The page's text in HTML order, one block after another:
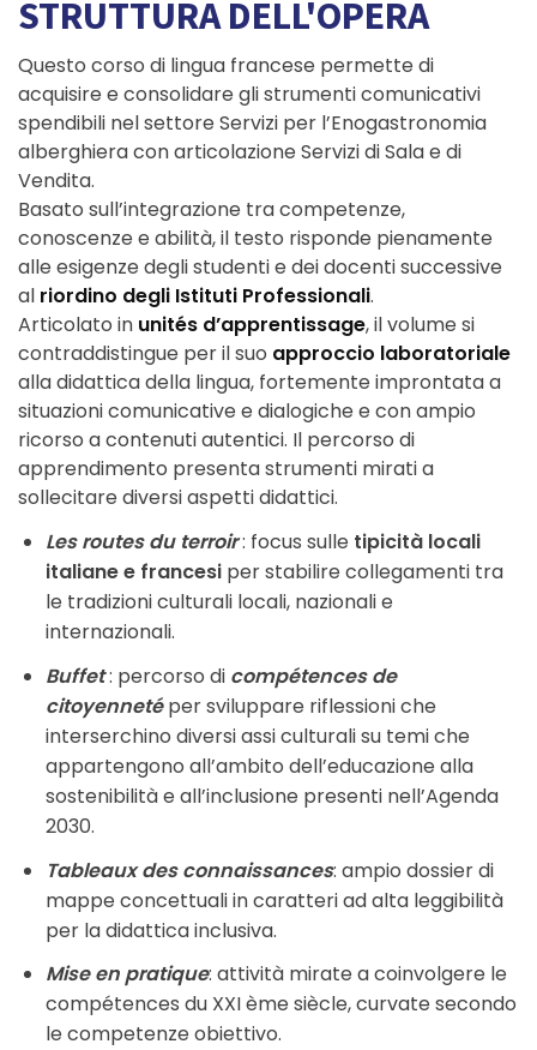
STRUTTURA DELL'OPERA
Questo corso di lingua francese permette di
acquisire e consolidare gli strumenti comunicativi
spendibili nel settore Servizi per l’Enogastronomia
alberghiera con articolazione Servizi di Sala e di
Vendita.
Basato sull’integrazione tra competenze,
conoscenze e abilità, il testo risponde pienamente
alle esigenze degli studenti e dei docenti successive
al riordino degli Istituti Professionali.
Articolato in unités d’apprentissage, il volume si
contraddistingue per il suo approccio laboratoriale
alla didattica della lingua, fortemente improntata a
situazioni comunicative e dialogiche e con ampio
ricorso a contenuti autentici. Il percorso di
apprendimento presenta strumenti mirati a
sollecitare diversi aspetti didattici.
Les routes du terroir: focus sulle tipicità locali
italiane e francesi per stabilire collegamenti tra
le tradizioni culturali locali, nazionali e
internazionali.
Buffet: percorso di compétences de
citoyennetéper sviluppare riflessioni che
interserchino diversi assi culturali su temi che
appartengono all’ambito dell’educazione alla
sostenibilità e all’inclusione presenti nell’Agenda
2030.
Tableaux des connaissances: ampio dossier di
mappe concettuali in caratteri ad alta leggibilità
per la didattica inclusiva.
Mise en pratique: attività mirate a coinvolgere le
compétences du XXI ème siècle, curvate secondo
le competenze obiettivo.